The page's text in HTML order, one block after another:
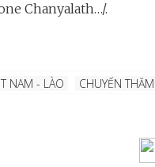
Chanyalath…/.
NAM - LÀO CHUYẾN THĂM